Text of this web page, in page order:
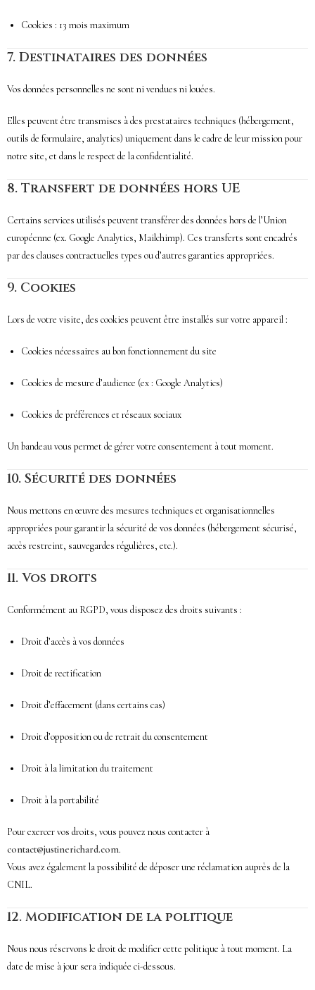
Cookies : 13 mois maximum
7. Destinataires des données
Vos données personnelles ne sont ni vendues ni louées.
Elles peuvent être transmises à des prestataires techniques (hébergement,
outils de formulaire, analytics) uniquement dans le cadre de leur mission pour
notre site, et dans le respect de la confidentialité.
8. Transfert de données hors UE
Certains services utilisés peuvent transférer des données hors de l’Union
européenne (ex. Google Analytics, Mailchimp). Ces transferts sont encadrés
par des clauses contractuelles types ou d’autres garanties appropriées.
9. Cookies
Lors de votre visite, des cookies peuvent être installés sur votre appareil :
Cookies nécessaires au bon fonctionnement du site
Cookies de mesure d’audience (ex : Google Analytics)
Cookies de préférences et réseaux sociaux
Un bandeau vous permet de gérer votre consentement à tout moment.
10. Sécurité des données
Nous mettons en œuvre des mesures techniques et organisationnelles
appropriées pour garantir la sécurité de vos données (hébergement sécurisé,
accès restreint, sauvegardes régulières, etc.).
11. Vos droits
Conformément au RGPD, vous disposez des droits suivants :
Droit d’accès à vos données
Droit de rectification
Droit d’effacement (dans certains cas)
Droit d’opposition ou de retrait du consentement
Droit à la limitation du traitement
Droit à la portabilité
Pour exercer vos droits, vous pouvez nous contacter à
contact@justinerichard.com.
Vous avez également la possibilité de déposer une réclamation auprès de la
CNIL.
12. Modification de la politique
Nous nous réservons le droit de modifier cette politique à tout moment. La
date de mise à jour sera indiquée ci-dessous.